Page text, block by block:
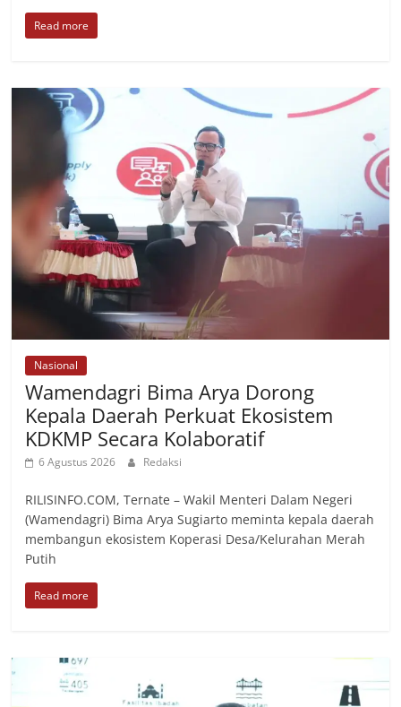
Read more
Nasional
Wamendagri Bima Arya Dorong
Kepala Daerah Perkuat Ekosistem
KDKMP Secara Kolaboratif
6 Agustus 2026 Redaksi
RILISINFO.COM, Ternate – Wakil Menteri Dalam Negeri
(Wamendagri) Bima Arya Sugiarto meminta kepala daerah
membangun ekosistem Koperasi Desa/Kelurahan Merah
Putih
Read more